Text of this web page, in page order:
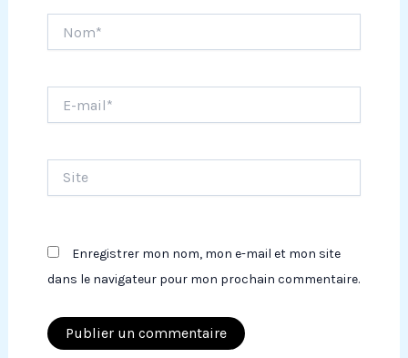
mail*
Enregistrer mon nom, mon e-mail et mon site
dans le navigateur pour mon prochain commentaire.